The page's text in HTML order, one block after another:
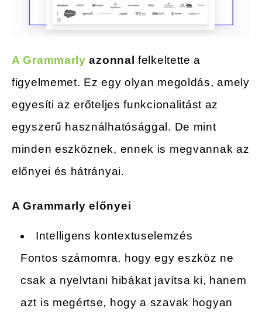
A Grammarly azonnalfelkeltette a
figyelmemet. Ez egy olyan megoldás, amely
egyesíti az erőteljes funkcionalitást az
egyszerű használhatósággal. De mint
minden eszköznek, ennek is megvannak az
előnyei és hátrányai.
A Grammarly előnyei
Intelligens kontextuselemzés
Fontos számomra, hogy egy eszköz ne
csak a nyelvtani hibákat javítsa ki, hanem
azt is megértse, hogy a szavak hogyan